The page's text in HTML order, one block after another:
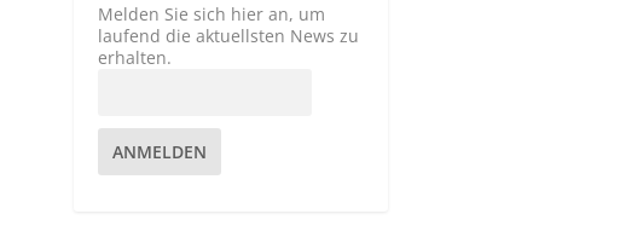
Melden Sie sich hier an, um
laufend die aktuellsten News zu
erhalten.
ANMELDEN